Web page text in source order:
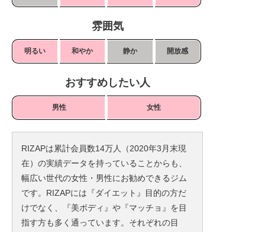
雰囲気
明るい 和やか 静か 開放感
おすすめしたい人
男性 女性
RIZAPは累計会員数14万人（2020年3月末現
在）の実績データを持っていることからも、
幅広い世代の女性・男性にお勧めできるジム
です。RIZAPには『ダイエット』目的の方だ
けでなく、『美ボディ』や『マッチョ』を目
指す方も多く通っています。それぞれの目